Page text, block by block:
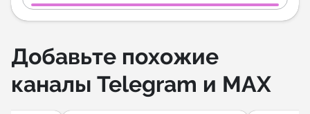
Добавьте похожие
каналы Telegram и MAX